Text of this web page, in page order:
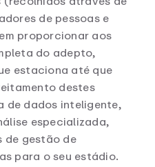
de pessoas e
proporcionar aos
do adepto,
estaciona até que
destes
de dados inteligente,
especializada,
de gestão de
para o seu estádio.